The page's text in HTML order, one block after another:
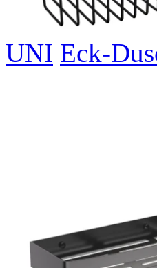
UNI Eck-